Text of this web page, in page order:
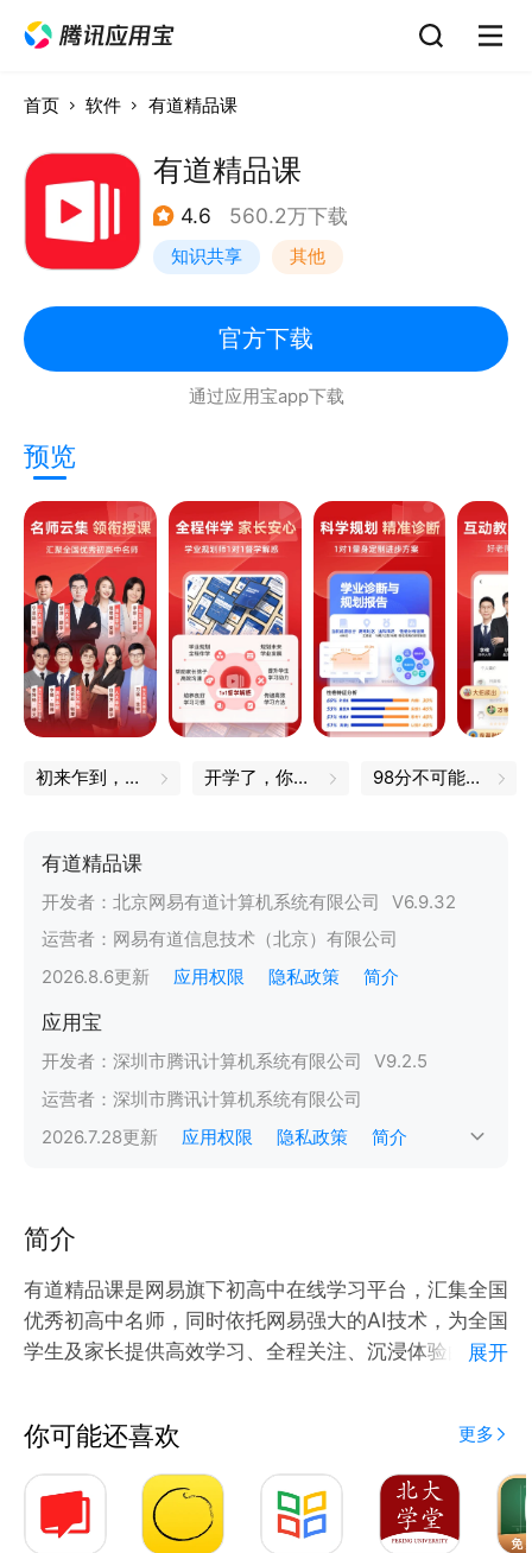
首页 软件 有道精品课
有道精品课
4.6 560.2万下载
知识共享 其他
官方下载
通过应用宝app下载
预览
初来乍到，一定不能错过的小技巧 开学了，你的书皮买好了吗 98分不可能的，我都是100分
有道精品课
开发者： 北京网易有道计算机系统有限公司 V6.9.32
运营者： 网易有道信息技术（北京）有限公司
2026.8.6更新 应用权限 隐私政策 简介
应用宝
开发者： 深圳市腾讯计算机系统有限公司 V9.2.5
运营者： 深圳市腾讯计算机系统有限公司
2026.7.28更新 应用权限 隐私政策 简介
简介
有道精品课是网易旗下初高中在线学习平台，汇集全国
优秀初高中名师，同时依托网易强大的AI技术，为全国
学生及家长提供高效学习、全程关注、沉浸体验的提升
【汇集全国优秀初高中名师】
1、平均9年+高考教学经验，1%面试通过率严控师资
力量
2、清北毕业名师领衔授课，理科清北名师率达77%
展开
你可能还喜欢 更多